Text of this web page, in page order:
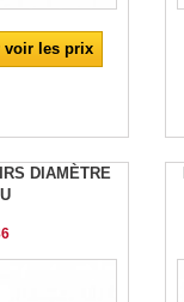
voir les prix
DIAMÈTRE